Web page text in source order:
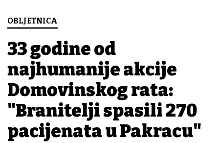
OBLJETNICA
33 godine od
najhumanije akcije
Domovinskog rata:
"Branitelji spasili 270
pacijenata u Pakracu"